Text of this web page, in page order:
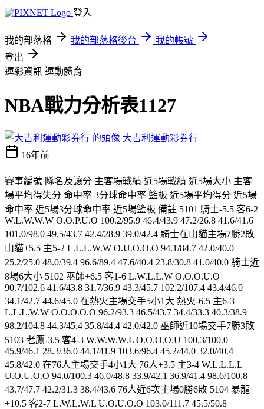
登入
我的部落格 我的部落格後台
我的帳號
登出
運彩資訊 運動體育
NBA戰力分析表1127
大吉利運動彩券行
16年前
賽事編號 隊名及讓分 主客場戰績 近5場戰績 近5場大小 主客
場平均得失分 命中率 3分球命中率 籃板 近5場平均得分 近5場
命中率 近5場3分球命中率 近5場籃板 備註 5101 騎士-5.5 客6-2
W.L.W.W.W O.O.P.U.O 100.2/95.9 46.4/43.9 47.2/26.8 41.6/41.6
101.0/98.0 49.5/43.7 42.4/28.9 39.0/42.4 騎士在山貓主場7勝2敗
山貓+5.5 主5-2 L.L.L.W.W O.U.O.O.O 94.1/84.7 42.0/40.0
25.2/25.0 48.0/39.4 96.6/89.4 47.6/40.4 23.8/30.8 41.0/40.0 騎士近
8場6大小 5102 巫師+6.5 客1-6 L.W.L.L.W O.O.O.U.O
90.7/102.6 41.6/43.8 31.7/36.9 43.3/45.7 102.2/107.4 43.4/46.0
34.1/42.7 44.6/45.0 在熱火主場交手5小1大 熱火-6.5 主6-3
L.L.L.W.W O.O.O.O.O 96.2/93.3 46.5/43.7 34.4/33.3 40.3/38.9
98.2/104.8 44.3/45.4 35.8/44.4 42.0/42.0 巫師近10場交手7勝3敗
5103 老鷹-3.5 客4-3 W.W.W.W.L O.O.O.O.U 100.3/100.0
45.9/46.1 28.3/36.0 44.1/41.9 103.6/96.4 45.2/44.0 32.0/40.4
45.8/42.0 在76人主場交手4小1大 76人+3.5 主3-4 W.L.L.L.L
U.O.U.O.O 94.0/100.3 46.0/48.8 33.9/42.1 36.9/41.4 98.6/100.8
43.7/47.7 42.2/31.3 38.4/43.6 76人近6次主場0勝6敗 5104 暴龍
+10.5 客2-7 L.W.L.W.L U.O.U.O.O 103.0/111.7 45.5/50.8